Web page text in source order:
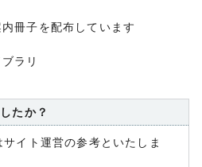
冊子を配布しています
ラリ
たか？
イト運営の参考といたしま